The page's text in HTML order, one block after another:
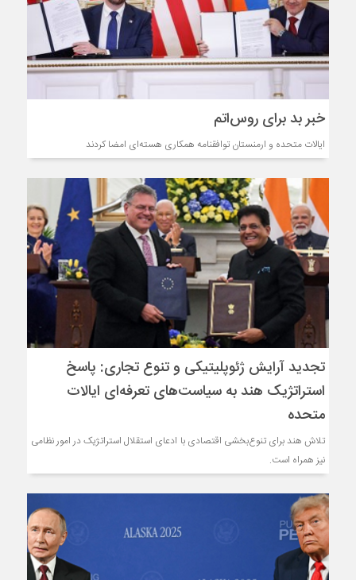
خبر بد برای روس‌اتم
ایالات متحده و ارمنستان توافقنامه همکاری هسته‌ای امضا کردند
تجدید آرایش ژئوپلیتیکی و تنوع تجاری: پاسخ
استراتژیک هند به سیاست‌های تعرفه‌ای ایالات
متحده
تلاش هند برای تنوع‌بخشی اقتصادی با ادعای استقلال استراتژیک در امور نظامی
نیز همراه است.